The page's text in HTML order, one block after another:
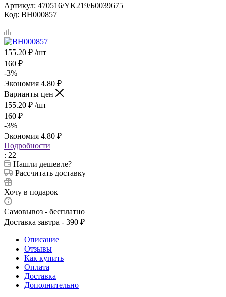
Артикул: 470516/YK219/Б0039675
Код: ВН000857
155.20 ₽ /шт
160 ₽
-3%
Экономия 4.80 ₽
Варианты цен
155.20 ₽ /шт
160 ₽
-3%
Экономия 4.80 ₽
Подробности
: 22
Нашли дешевле?
Рассчитать доставку
Хочу в подарок
Самовывоз - бесплатно
Доставка завтра - 390 ₽
Описание
Отзывы
Как купить
Оплата
Доставка
Дополнительно